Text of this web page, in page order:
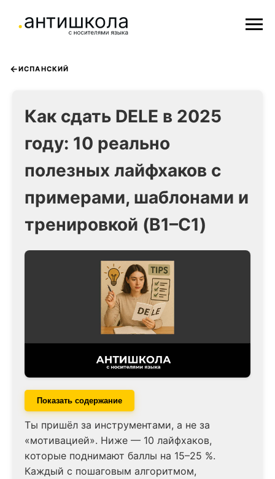
ИСПАНСКИЙ
Как сдать DELE в 2025
году: 10 реально
полезных лайфхаков с
примерами, шаблонами и
тренировкой (B1–C1)
Показать содержание
Ты пришёл за инструментами, а не за
«мотивацией». Ниже — 10 лайфхаков,
которые поднимают баллы на 15–25 %.
Каждый с пошаговым алгоритмом,